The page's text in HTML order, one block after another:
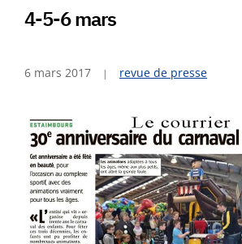
4-5-6 mars
6 mars 2017 revue de presse